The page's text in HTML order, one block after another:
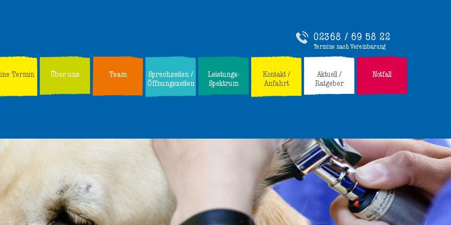
02368 / 69 58 22
Termine nach Vereinbarung
Termin Über uns Team
Sprechzeiten /
Öffnungszeiten
Leistungs-
Spektrum
Kontakt /
Anfahrt
Aktuell /
Ratgeber
Notfall